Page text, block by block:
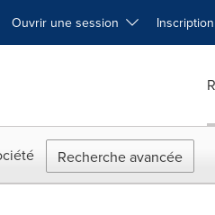
Ouvrir une session Inscription
Recherche avancée